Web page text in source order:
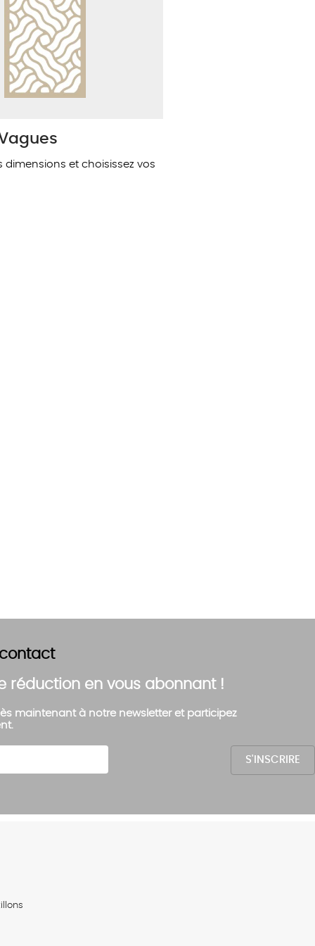
dimensions et choisissez vos
réduction en vous abonnant !
maintenant à notre newsletter et participez